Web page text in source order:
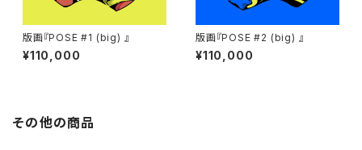
版画『POSE #1 (big) 』
¥110,000
版画『POSE #2 (big) 』
¥110,000
その他の商品